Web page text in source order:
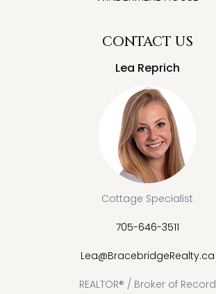
CONTACT US
Lea Reprich
Cottage Specialist
705-646-3511
Lea@BracebridgeRealty.ca
REALTOR® / Broker of Record